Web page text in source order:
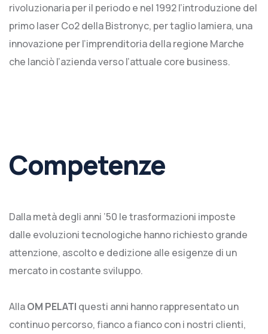
rivoluzionaria per il periodo e nel 1992 l’introduzione del
primo laser Co2 della Bistronyc, per taglio lamiera, una
innovazione per l’imprenditoria della regione Marche
che lanciò l’azienda verso l’attuale core business.
Competenze
Dalla metà degli anni ’50 le trasformazioni imposte
dalle evoluzioni tecnologiche hanno richiesto grande
attenzione, ascolto e dedizione alle esigenze di un
mercato in costante sviluppo.
AllaOM PELATI questi anni hanno rappresentato un
continuo percorso, fianco a fianco con i nostri clienti,